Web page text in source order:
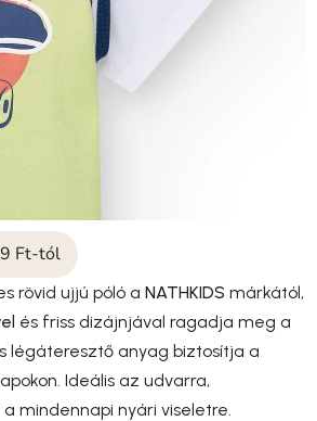
Ft-tól
rövid ujjú póló a NATHKIDS márkától,
és friss dizájnjával ragadja meg a
légáteresztő anyag biztosítja a
Ideális az udvarra,
mindennapi nyári viseletre.